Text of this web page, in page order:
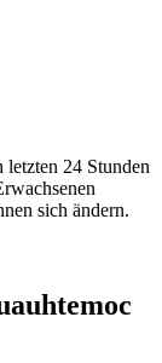
24 Stunden
sich ändern.